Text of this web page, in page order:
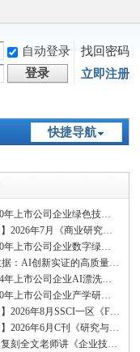
自动登录
找回密码
登录 立即注册
快捷导航
2025-2000年上市公司企业绿色技术多元化数据、绿色知识多元化数据
【刚录用】2026年7月《商业研究》投稿经验及录用流程
2025-2000年上市公司企业数字绿色技术创新、数字经济绿色专利、绿色数字专利和绿色数
AI漂洗数据：AI创新实证的高质量纯净新变量
2025-2014年上市公司企业AI漂洗测算数据、招聘AI漂洗数据
2025-2000年上市公司企业产学研合作创新网络数据
【刚录用】2026年8月SSCI一区《Finance Research Letters》投稿经验及录用流程
【刚录用】2026年6月C刊《研究与发展管理》投稿经验及录用流程
顶刊论文复刻全文老师讲《企业技术网络结构与关键核心技术创新速度》（两阶段系统矩估